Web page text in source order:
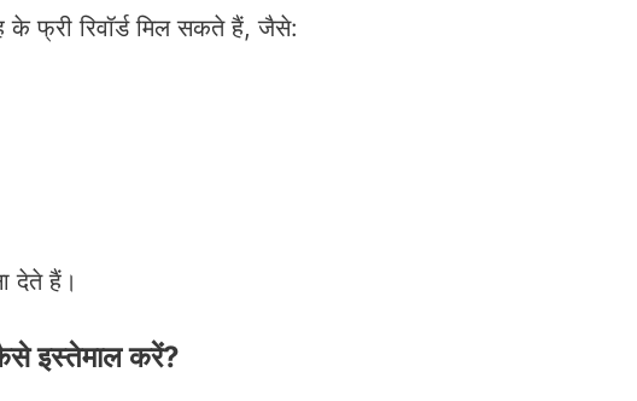
के फ्री रिवॉर्ड मिल सकते हैं, जैसे:
देते हैं।
इस्तेमाल करें?